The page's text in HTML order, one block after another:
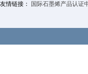
友情链接： 国际石墨烯产品认证